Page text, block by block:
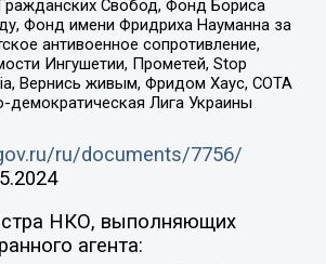
Свобод, Фонд Бориса
Фонд имени Фридриха Науманна за
антивоенное сопротивление,
Ингушетии, Прометей, Stop
Вернись живым, Фридом Хаус, СОТА
демократическая Лига Украины
ru/documents/7756/
НКО, выполняющих
агента: